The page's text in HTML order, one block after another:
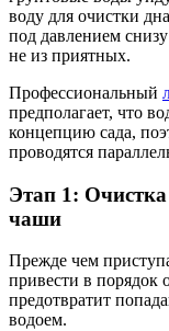
воду для очистки
под давлением
не из приятных.
Профессиональный
предполагает, что
концепцию сада,
проводятся
Этап 1:
чаши
Прежде чем
привести в порядок
предотвратит
водоем.